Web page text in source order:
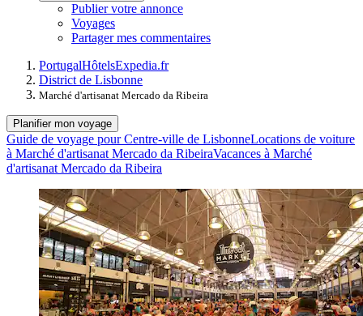
Publier votre annonce
Voyages
Partager mes commentaires
PortugalHôtelsExpedia.fr
District de Lisbonne
Marché d'artisanat Mercado da Ribeira
Planifier mon voyage
Guide de voyage pour Centre-ville de LisbonneLocations de voiture
à Marché d'artisanat Mercado da RibeiraVacances à Marché
d'artisanat Mercado da Ribeira